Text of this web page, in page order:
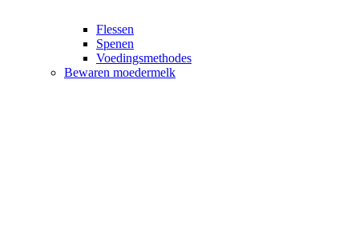
Flessen
Spenen
Voedingsmethodes
Bewaren moedermelk